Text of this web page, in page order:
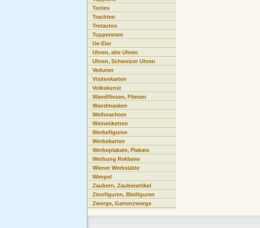
Tonies
Trachten
Tretautos
Tupperware
Ue-Eier
Uhren, alte Uhren
Uhren, Schweizer Uhren
Veduten
Visitenkarten
Volkskunst
Wandfliesen, Fliesen
Wandmasken
Weihnachten
Weinetiketten
Werbefiguren
Werbekarten
Werbeplakate, Plakate
Werbung Reklame
Wiener Werkstätte
Wimpel
Zaubern, Zauberartikel
Zinnfiguren, Bleifiguren
Zwerge, Gartenzwerge